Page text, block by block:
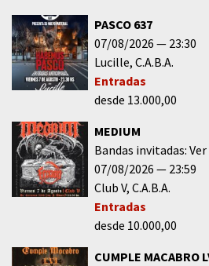
PASCO 637
07/08/2026
23:30
Lucille C.A.B.A.
Entradas
desde 13.000,00
MEDIUM
Bandas invitadas:
07/08/2026
23:59
Club V C.A.B.A.
Entradas
desde 10.000,00
CUMPLE MACABRO